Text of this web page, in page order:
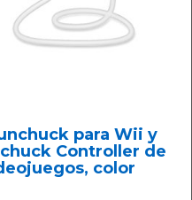
para Wii y
Controller de
color